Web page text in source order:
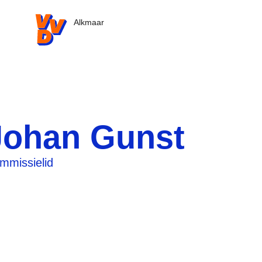
VVD.nl - Ga naar de homepage
Alkmaar
Gunst